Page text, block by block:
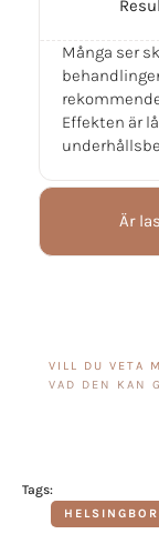
Många ser
Effekten är
Är
VILL DU VETA
VAD DEN KAN
Tags: